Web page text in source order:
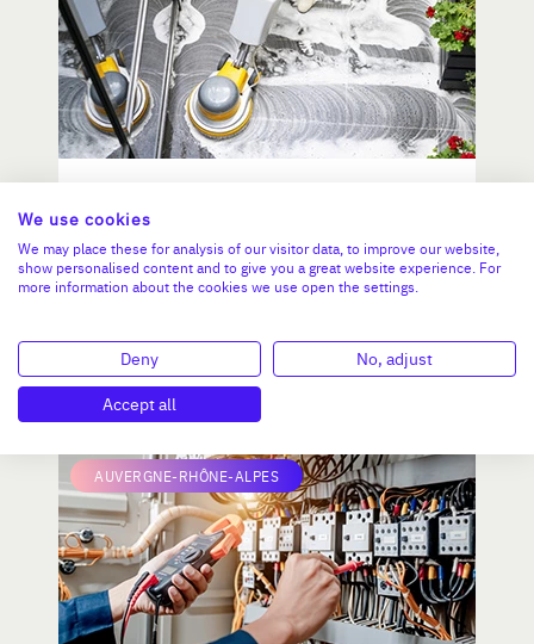
N°18792
AUVERGNE-RHÔNE-ALPES
We use cookies
We may place these for analysis of our visitor data, to improve our website,
show personalised content and to give you a great website experience. For
more information about the cookies we use open the settings.
Deny
No, adjust
Accept all